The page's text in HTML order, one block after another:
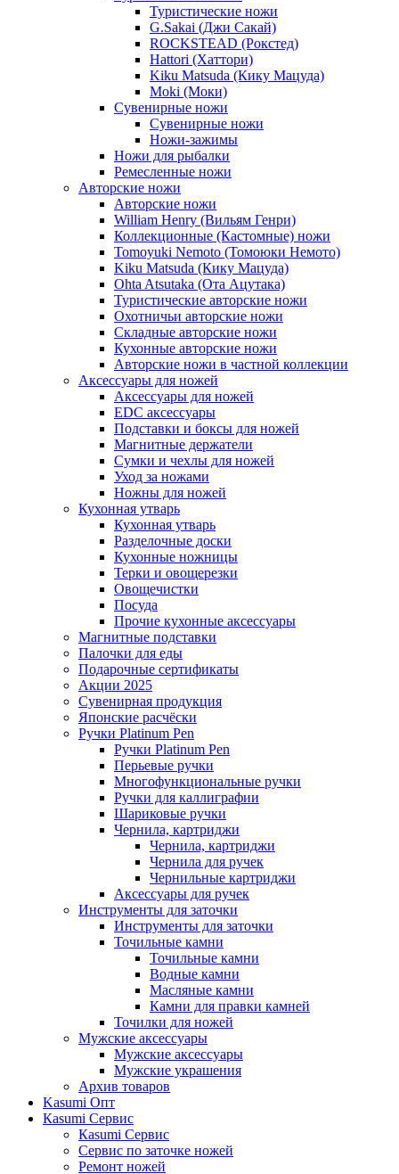
Туристические ножи
G.Sakai (Джи Сакай)
ROCKSTEAD (Рокстед)
Hattori (Хаттори)
Kiku Matsuda (Кику Мацуда)
Moki (Моки)
Сувенирные ножи
Сувенирные ножи
Ножи-зажимы
Ножи для рыбалки
Ремесленные ножи
Авторские ножи
Авторские ножи
William Henry (Вильям Генри)
Коллекционные (Кастомные) ножи
Tomoyuki Nemoto (Томоюки Немото)
Kiku Matsuda (Кику Мацуда)
Ohta Atsutaka (Ота Ацутака)
Туристические авторские ножи
Охотничьи авторские ножи
Складные авторские ножи
Кухонные авторские ножи
Авторские ножи в частной коллекции
Аксессуары для ножей
Аксессуары для ножей
EDC аксессуары
Подставки и боксы для ножей
Магнитные держатели
Сумки и чехлы для ножей
Уход за ножами
Ножны для ножей
Кухонная утварь
Кухонная утварь
Разделочные доски
Кухонные ножницы
Терки и овощерезки
Овощечистки
Посуда
Прочие кухонные аксессуары
Магнитные подставки
Палочки для еды
Подарочные сертификаты
Акции 2025
Сувенирная продукция
Японские расчёски
Ручки Platinum Pen
Ручки Platinum Pen
Перьевые ручки
Многофункциональные ручки
Ручки для каллиграфии
Шариковые ручки
Чернила, картриджи
Чернила, картриджи
Чернила для ручек
Чернильные картриджи
Аксессуары для ручек
Инструменты для заточки
Инструменты для заточки
Точильные камни
Точильные камни
Водные камни
Масляные камни
Камни для правки камней
Точилки для ножей
Мужские аксессуары
Мужские аксессуары
Мужские украшения
Архив товаров
Kasumi Опт
Кasumi Сервис
Кasumi Сервис
Сервис по заточке ножей
Ремонт ножей